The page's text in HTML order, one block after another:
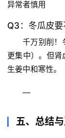
异常者慎用
Q3：冬瓜皮要
千万别削 ！
更集中）。但
生姜中和寒性。
—
五、总结